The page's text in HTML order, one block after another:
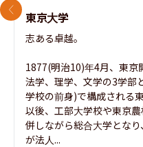
東京大学
志ある卓越。
1877(明治10)年4月、東京
法学、理学、文学の3学部
学校の前身)で構成される
以後、工部大学校や東京
併しながら総合大学とな
が法人...
前のスライド